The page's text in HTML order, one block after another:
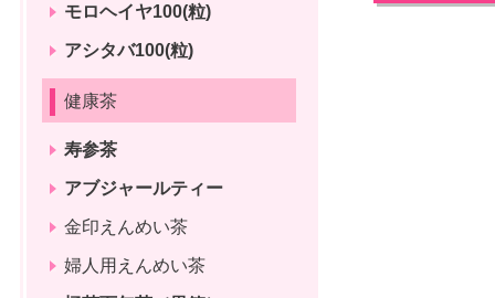
モロヘイヤ100(粒)
アシタバ100(粒)
健康茶
寿参茶
アブジャールティー
金印えんめい茶
婦人用えんめい茶